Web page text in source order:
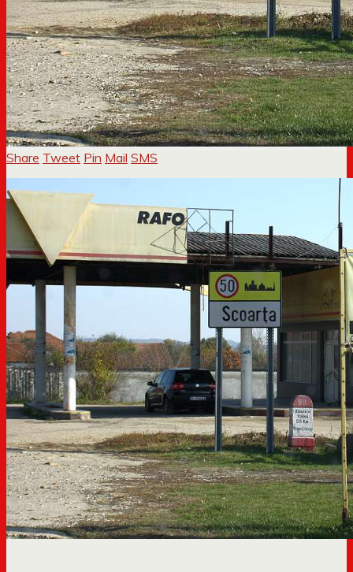
Share Tweet Pin Mail SMS